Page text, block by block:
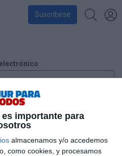
importante para
almacenamos y/o accedemos
como cookies, y procesamos
Suscribirse